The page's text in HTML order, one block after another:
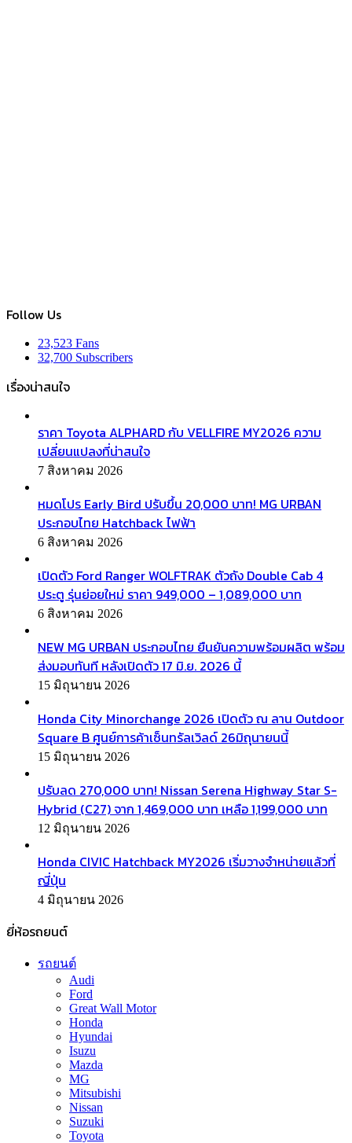
Follow Us
23,523 Fans
32,700 Subscribers
เรื่องน่าสนใจ
ราคา Toyota ALPHARD กับ VELLFIRE MY2026 ความ
เปลี่ยนแปลงที่น่าสนใจ
7 สิงหาคม 2026
หมดโปร Early Bird ปรับขึ้น 20,000 บาท! MG URBAN
ประกอบไทย Hatchback ไฟฟ้า
6 สิงหาคม 2026
เปิดตัว Ford Ranger WOLFTRAK ตัวถัง Double Cab 4
ประตู รุ่นย่อยใหม่ ราคา 949,000 – 1,089,000 บาท
6 สิงหาคม 2026
NEW MG URBAN ประกอบไทย ยืนยันความพร้อมผลิต พร้อม
ส่งมอบทันที หลังเปิดตัว 17 มิ.ย. 2026 นี้
15 มิถุนายน 2026
Honda City Minorchange 2026 เปิดตัว ณ ลาน Outdoor
Square B ศูนย์การค้าเซ็นทรัลเวิลด์ 26มิถุนายนนี้
15 มิถุนายน 2026
ปรับลด 270,000 บาท! Nissan Serena Highway Star S-
Hybrid (C27) จาก 1,469,000 บาท เหลือ 1,199,000 บาท
12 มิถุนายน 2026
Honda CIVIC Hatchback MY2026 เริ่มวางจำหน่ายแล้วที่
ญี่ปุ่น
4 มิถุนายน 2026
ยี่ห้อรถยนต์
รถยนต์
Audi
Ford
Great Wall Motor
Honda
Hyundai
Isuzu
Mazda
MG
Mitsubishi
Nissan
Suzuki
Toyota